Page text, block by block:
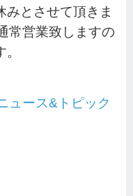
みとさせて頂きま
常営業致しますの
ュース&トピック